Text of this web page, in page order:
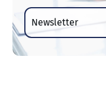
Newsletter